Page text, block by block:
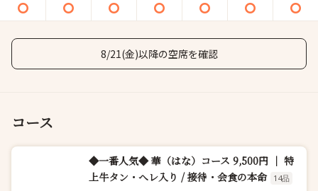
8/21(金)以降の空席を確認
コース
◆一番人気◆ 華（はな）コース 9,500円 ｜ 特
上牛タン・へレ入り / 接待・会食の本命
14品